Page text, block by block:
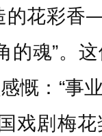
的花彩
的魂”。
慨：“事
戏剧梅